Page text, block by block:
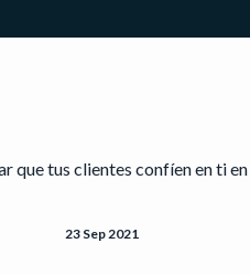
23 Sep 2021